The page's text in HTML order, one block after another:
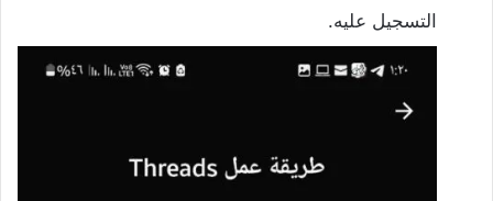
التسجيل عليه.